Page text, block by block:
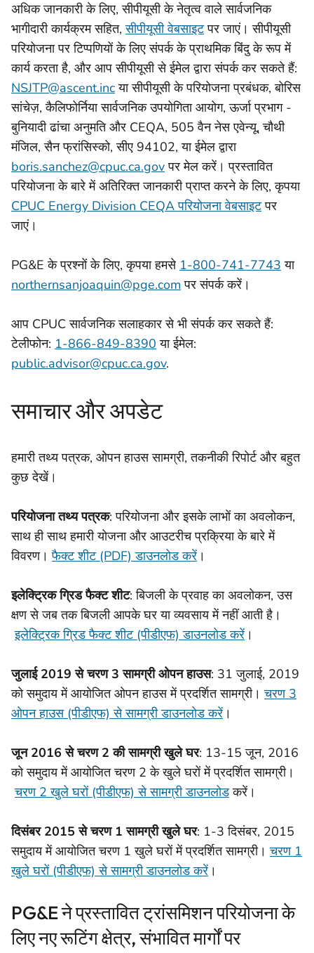
अधिक जानकारी के लिए, सीपीयूसी के नेतृत्व वाले सार्वजनिक
भागीदारी कार्यक्रम सहित,सीपीयूसी वेबसाइटपर जाएं। सीपीयूसी
परियोजना पर टिप्पणियों के लिए संपर्क के प्राथमिक बिंदु के रूप में
कार्य करता है, और आप सीपीयूसी से ईमेल द्वारा संपर्क कर सकते हैं:
NSJTP@ascent.incया सीपीयूसी के परियोजना प्रबंधक, बोरिस
सांचेज़, कैलिफोर्निया सार्वजनिक उपयोगिता आयोग, ऊर्जा प्रभाग -
बुनियादी ढांचा अनुमति और CEQA, 505 वैन नेस एवेन्यू, चौथी
मंजिल, सैन फ्रांसिस्को, सीए 94102, या ईमेल द्वारा
boris.sanchez@cpuc.ca.govपर मेल करें। प्रस्तावित
परियोजना के बारे में अतिरिक्त जानकारी प्राप्त करने के लिए, कृपया
CPUC Energy Division CEQA परियोजना वेबसाइटपर
जाएं।
PG&E के प्रश्नों के लिए, कृपया हमसे 1-800-741-7743 या
northernsanjoaquin@pge.com पर संपर्क करें।
आप CPUC सार्वजनिक सलाहकार से भी संपर्क कर सकते हैं:
टेलीफोन: 1-866-849-8390 या ईमेल:
public.advisor@cpuc.ca.gov.
समाचार और अपडेट
हमारी तथ्य पत्रक, ओपन हाउस सामग्री, तकनीकी रिपोर्ट और बहुत
कुछ देखें।
परियोजना तथ्य पत्रक: परियोजना और इसके लाभों का अवलोकन,
साथ ही साथ हमारी योजना और आउटरीच प्रक्रिया के बारे में
विवरण।फैक्ट शीट (PDF) डाउनलोड करें ।
इलेक्ट्रिक ग्रिड फैक्ट शीट: बिजली के प्रवाह का अवलोकन, उस
क्षण से जब तक बिजली आपके घर या व्यवसाय में नहीं आती है।
इलेक्ट्रिक ग्रिड फैक्ट शीट (पीडीएफ) डाउनलोड करें ।
जुलाई 2019 से चरण 3 सामग्री ओपन हाउस: 31 जुलाई, 2019
को समुदाय में आयोजित ओपन हाउस में प्रदर्शित सामग्री।चरण 3
ओपन हाउस (पीडीएफ) से सामग्री डाउनलोड करें ।
जून 2016 से चरण 2 की सामग्री खुले घर: 13-15 जून, 2016
को समुदाय में आयोजित चरण 2 के खुले घरों में प्रदर्शित सामग्री।
चरण 2 खुले घरों (पीडीएफ) से सामग्री डाउनलोडकरें।
दिसंबर 2015 से चरण 1 सामग्री खुले घर: 1-3 दिसंबर, 2015
समुदाय में आयोजित चरण 1 खुले घरों में प्रदर्शित सामग्री।चरण 1
खुले घरों (पीडीएफ) से सामग्री डाउनलोड करें ।
PG&E ने प्रस्तावित ट्रांसमिशन परियोजना के
लिए नए रूटिंग क्षेत्र, संभावित मार्गों पर